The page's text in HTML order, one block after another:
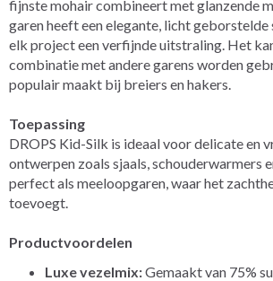
fijnste mohair combineert met glanzende
garen heeft een elegante, licht
elk project een verfijnde uitstraling. Het
combinatie met andere garens worden
populair maakt bij breiers en hakers.
Toepassing
DROPS Kid-Silk is ideaal voor delicate en
ontwerpen zoals sjaals, schouderwarmers
perfect als meeloopgaren, waar het
toevoegt.
Productvoordelen
Luxe vezelmix:Gemaakt van 75%